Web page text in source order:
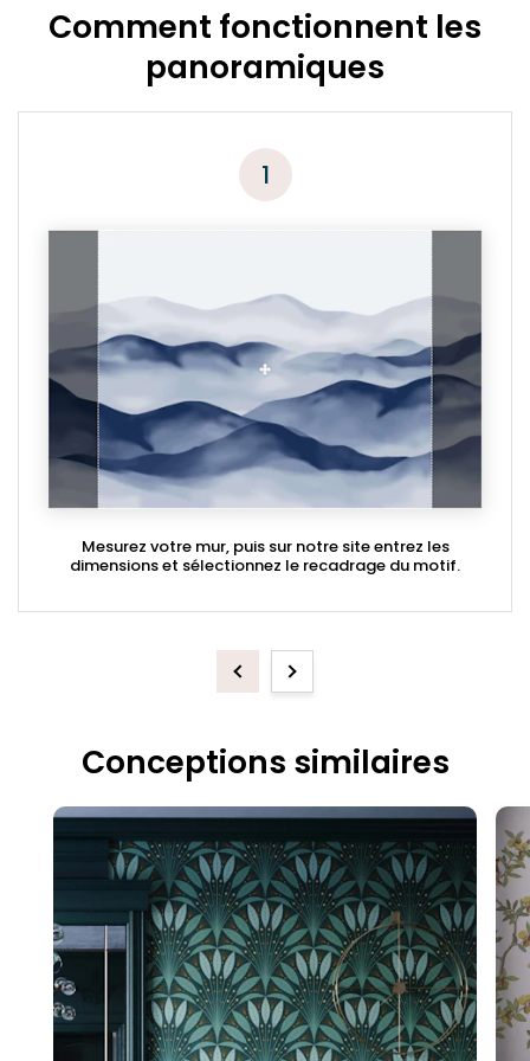
Comment fonctionnent les
panoramiques
1
Mesurez votre mur, puis sur notre site entrez les
dimensions et sélectionnez le recadrage du motif.
PreviousNext
Conceptions similaires